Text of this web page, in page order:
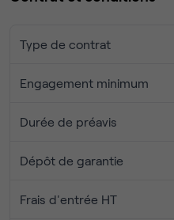
Type de contrat
Engagement minimum
Durée de préavis
Dépôt de garantie
Frais d'entrée HT